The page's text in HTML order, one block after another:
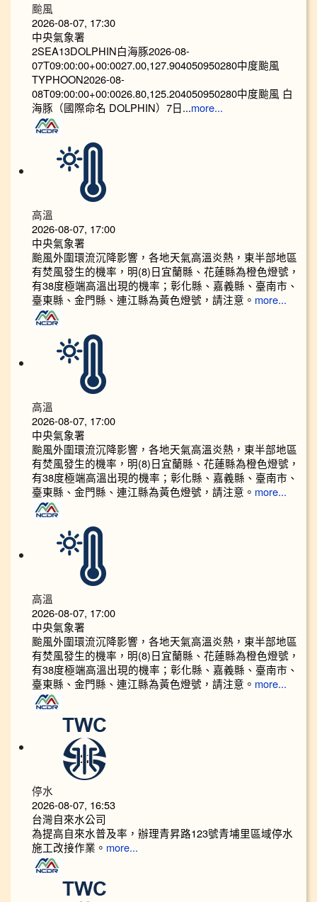
颱風
2026-08-07, 17:30
中央氣象署
2SEA13DOLPHIN白海豚2026-08-
07T09:00:00+00:0027.00,127.904050950280中度颱風
TYPHOON2026-08-
08T09:00:00+00:0026.80,125.204050950280中度颱風 白
海豚（國際命名 DOLPHIN）7日...more...
高溫
2026-08-07, 17:00
中央氣象署
颱風外圍環流沉降影響，各地天氣高溫炎熱，東半部地區
有焚風發生的機率，明(8)日宜蘭縣、花蓮縣為橙色燈號，
有38度極端高溫出現的機率；彰化縣、嘉義縣、臺南市、
臺東縣、金門縣、連江縣為黃色燈號，請注意。 more...
高溫
2026-08-07, 17:00
中央氣象署
颱風外圍環流沉降影響，各地天氣高溫炎熱，東半部地區
有焚風發生的機率，明(8)日宜蘭縣、花蓮縣為橙色燈號，
有38度極端高溫出現的機率；彰化縣、嘉義縣、臺南市、
臺東縣、金門縣、連江縣為黃色燈號，請注意。 more...
高溫
2026-08-07, 17:00
中央氣象署
颱風外圍環流沉降影響，各地天氣高溫炎熱，東半部地區
有焚風發生的機率，明(8)日宜蘭縣、花蓮縣為橙色燈號，
有38度極端高溫出現的機率；彰化縣、嘉義縣、臺南市、
臺東縣、金門縣、連江縣為黃色燈號，請注意。 more...
停水
2026-08-07, 16:53
台灣自來水公司
為提高自來水普及率，辦理青昇路123號青埔里區域停水
施工改接作業。 more...